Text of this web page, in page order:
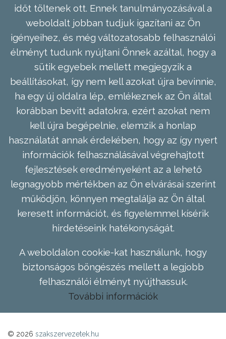
időt töltenek ott. Ennek tanulmányozásával a
weboldalt jobban tudjuk igazítani az Ön
igényeihez, és még változatosabb felhasználói
élményt tudunk nyújtani Önnek azáltal, hogy a
sütik egyebek mellett megjegyzik a
beállításokat, így nem kell azokat újra bevinnie,
ha egy új oldalra lép, emlékeznek az Ön által
korábban bevitt adatokra, ezért azokat nem
kell újra begépelnie, elemzik a honlap
használatát annak érdekében, hogy az így nyert
információk felhasználásával végrehajtott
fejlesztések eredményeként az a lehető
legnagyobb mértékben az Ön elvárásai szerint
működjön, könnyen megtalálja az Ön által
keresett információt, és figyelemmel kísérik
hirdetéseink hatékonyságát.
A weboldalon cookie-kat használunk, hogy
biztonságos böngészés mellett a legjobb
felhasználói élményt nyújthassuk.
További információk
© 2026 szakszervezetek.hu